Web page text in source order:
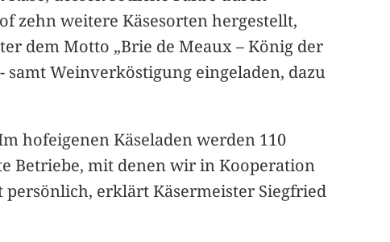
zehn weitere Käsesorten hergestellt,
dem Motto „Brie de Meaux – König der
Weinverköstigung eingeladen, dazu
hofeigenen Käseladen werden 110
Betriebe, mit denen wir in Kooperation
persönlich, erklärt Käsermeister Siegfried